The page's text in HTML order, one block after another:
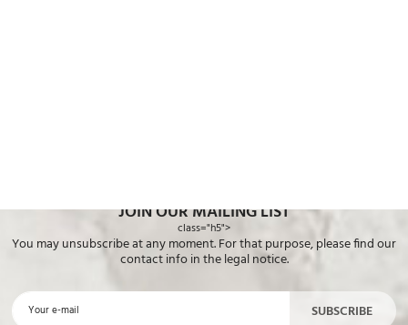
JOIN OUR MAILING LIST
class="h5">
You may unsubscribe at any moment. For that purpose, please find our
contact info in the legal notice.